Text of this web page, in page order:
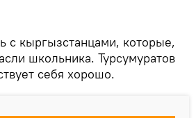
с кыргызстанцами, которые,
школьника. Турсумуратов
себя хорошо.